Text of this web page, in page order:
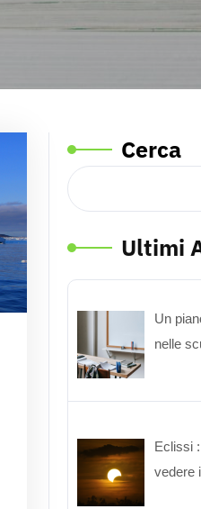
Cerca
Ultimi
Un
nelle
Eclissi
vedere